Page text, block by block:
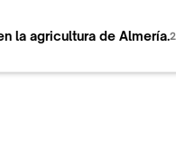
la agricultura de Almería.